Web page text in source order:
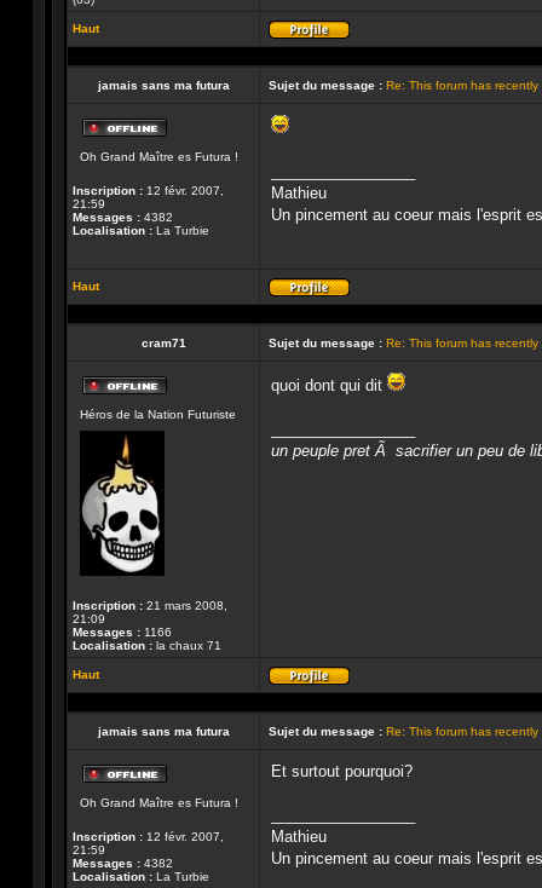
Haut
Profil
jamais sans ma futura Sujet du message : Re: This forum has
ligne
Oh Grand Maître es Futura !
Inscription : 12 févr. 2007,
21:59
Messages : 4382
Localisation : La Turbie
Mathieu
Un pincement au coeur mais l'esprit
Haut
Profil
cram71 Sujet du message : Re: This forum has
ligne
Héros de la Nation Futuriste
Inscription : 21 mars 2008,
21:09
Messages : 1166
Localisation : la chaux 71
quoi dont qui dit
un peuple pret Ã sacrifier un peu de
Haut
Profil
jamais sans ma futura Sujet du message : Re: This forum has
ligne
Oh Grand Maître es Futura !
Inscription : 12 févr. 2007,
21:59
Messages : 4382
Localisation : La Turbie
Et surtout pourquoi?
Mathieu
Un pincement au coeur mais l'esprit